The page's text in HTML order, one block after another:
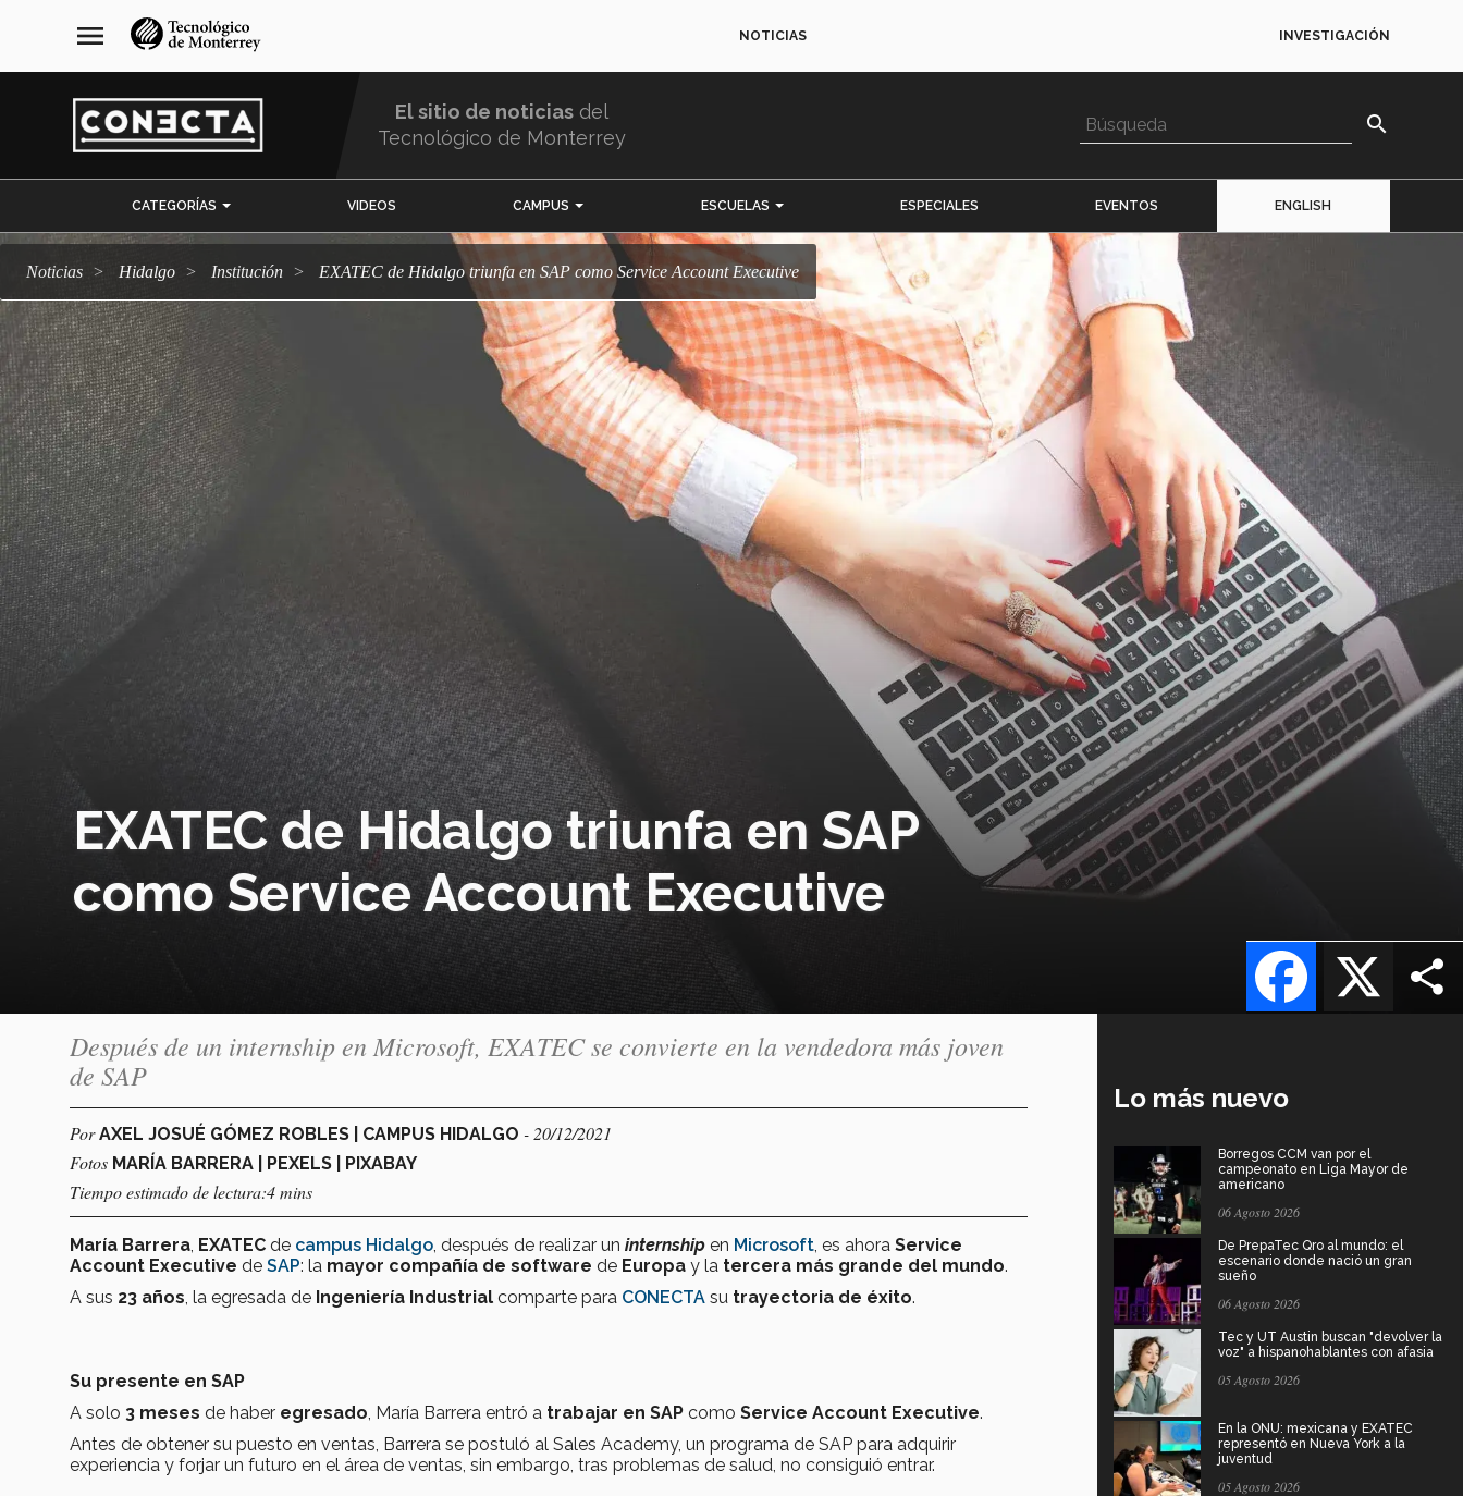
navegación
principal
menu NOTICIAS INVESTIGACIÓN
El sitio de noticias del
Tecnológico de Monterrey
search
CATEGORÍAS VIDEOS CAMPUS ESCUELAS ESPECIALES EVENTOS ENGLISH
Noticias Hidalgo Institución EXATEC de Hidalgo triunfa en SAP como Service Account Executive
EXATEC de Hidalgo triunfa en SAP
como Service Account Executive
X
Facebook
Después de un internship en Microsoft, EXATEC se convierte en la vendedora más joven
de SAP
PorAXEL JOSUÉ GÓMEZ ROBLES | CAMPUS HIDALGO - 20/12/2021
Fotos MARÍA BARRERA | PEXELS | PIXABAY
Tiempo estimado de lectura:4 mins
María Barrera EXATEC de campus Hidalgo , después de realizar un internship en Microsoft , es ahora Service
Account Executive de SAP: la mayor compañía de software de Europa y la tercera más grande del mundo.
A sus 23 años , la egresada de Ingeniería Industrial comparte para CONECTA su trayectoria de éxito.
Su presente en SAP
A solo 3 meses de haber egresado , María Barrera entró a trabajar en SAP como Service Account Executive.
Antes de obtener su puesto en ventas, Barrera se postuló al Sales Academy, un programa de SAP para adquirir
experiencia y forjar un futuro en el área de ventas, sin embargo, tras problemas de salud, no consiguió entrar.
Lo más nuevo
Borregos CCM van por el
campeonato en Liga Mayor de
americano
06 Agosto 2026
De PrepaTec Qro al mundo: el
escenario donde nació un gran
sueño
06 Agosto 2026
Tec y UT Austin buscan "devolver la
voz" a hispanohablantes con afasia
05 Agosto 2026
En la ONU: mexicana y EXATEC
representó en Nueva York a la
juventud
05 Agosto 2026